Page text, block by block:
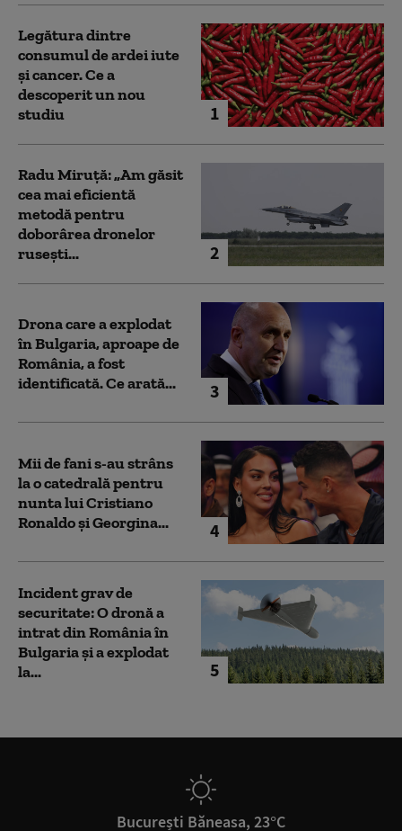
1
Legătura dintre
consumul de ardei iute
și cancer. Ce a
descoperit un nou
studiu
2
Radu Miruță: „Am găsit
cea mai eficientă
metodă pentru
doborârea dronelor
rusești...
3
Drona care a explodat
în Bulgaria, aproape de
România, a fost
identificată. Ce arată...
4
Mii de fani s-au strâns
la o catedrală pentru
nunta lui Cristiano
Ronaldo şi Georgina...
5
Incident grav de
securitate: O dronă a
intrat din România în
Bulgaria şi a explodat
la...
București Băneasa, 23°C